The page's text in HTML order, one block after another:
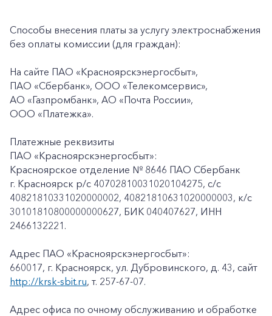
Способы внесения платы за услугу электроснабжения
без оплаты комиссии (для граждан):
На сайте ПАО «Красноярскэнергосбыт»,
ПАО «Сбербанк», ООО «Телекомсервис»,
АО «Газпромбанк», АО «Почта России»,
ООО «Платежка».
Платежные реквизиты
ПАО «Красноярскэнергосбыт»:
Красноярское отделение № 8646 ПАО Сбербанк
г. Красноярск p/c 40702810031020104275, с/с
40821810331020000002, 40821810631020000003, к/c
30101810800000000627, БИК 040407627, ИНН
2466132221.
Адрес ПАО «Красноярскэнергосбыт»:
660017, г. Красноярск, ул. Дубровинского, д. 43, сайт
http://krsk-sbit.ru, т. 257-67-07.
Адрес офиса по очному обслуживанию и обработке